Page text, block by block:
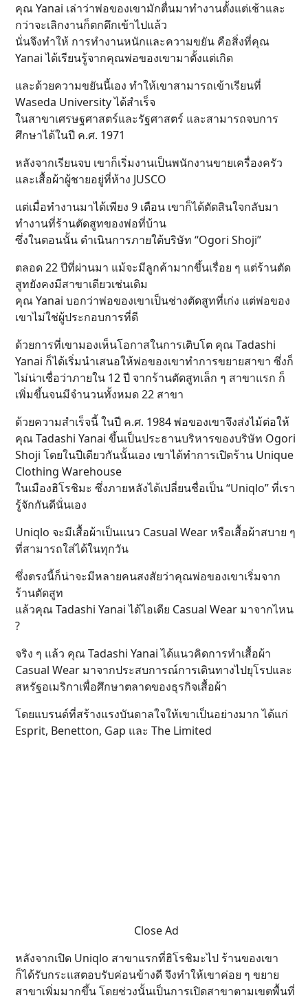
คุณ Yanai เล่าว่าพ่อของเขามักตื่นมาทำงานตั้งแต่เช้าและ
กว่าจะเลิกงานก็ตกดึกเข้าไปแล้ว
นั่นจึงทำให้ การทำงานหนักและความขยัน คือสิ่งที่คุณ
Yanai ได้เรียนรู้จากคุณพ่อของเขามาตั้งแต่เกิด
และด้วยความขยันนี้เอง ทำให้เขาสามารถเข้าเรียนที่
Waseda University ได้สำเร็จ
ในสาขาเศรษฐศาสตร์และรัฐศาสตร์ และสามารถจบการ
ศึกษาได้ในปี ค.ศ. 1971
หลังจากเรียนจบ เขาก็เริ่มงานเป็นพนักงานขายเครื่องครัว
และเสื้อผ้าผู้ชายอยู่ที่ห้าง JUSCO
แต่เมื่อทำงานมาได้เพียง 9 เดือน เขาก็ได้ตัดสินใจกลับมา
ทำงานที่ร้านตัดสูทของพ่อที่บ้าน
ซึ่งในตอนนั้น ดำเนินการภายใต้บริษัท “Ogori Shoji”
ตลอด 22 ปีที่ผ่านมา แม้จะมีลูกค้ามากขึ้นเรื่อย ๆ แต่ร้านตัด
สูทยังคงมีสาขาเดียวเช่นเดิม
คุณ Yanai บอกว่าพ่อของเขาเป็นช่างตัดสูทที่เก่ง แต่พ่อของ
เขาไม่ใช่ผู้ประกอบการที่ดี
ด้วยการที่เขามองเห็นโอกาสในการเติบโต คุณ Tadashi
Yanai ก็ได้เริ่มนำเสนอให้พ่อของเขาทำการขยายสาขา ซึ่งก็
ไม่น่าเชื่อว่าภายใน 12 ปี จากร้านตัดสูทเล็ก ๆ สาขาแรก ก็
เพิ่มขึ้นจนมีจำนวนทั้งหมด 22 สาขา
ด้วยความสำเร็จนี้ ในปี ค.ศ. 1984 พ่อของเขาจึงส่งไม้ต่อให้
คุณ Tadashi Yanai ขึ้นเป็นประธานบริหารของบริษัท Ogori
Shoji โดยในปีเดียวกันนั้นเอง เขาได้ทำการเปิดร้าน Unique
Clothing Warehouse
ในเมืองฮิโรชิมะ ซึ่งภายหลังได้เปลี่ยนชื่อเป็น “Uniqlo” ที่เรา
รู้จักกันดีนั่นเอง
Uniqlo จะมีเสื้อผ้าเป็นแนว Casual Wear หรือเสื้อผ้าสบาย ๆ
ที่สามารถใส่ได้ในทุกวัน
ซึ่งตรงนี้ก็น่าจะมีหลายคนสงสัยว่าคุณพ่อของเขาเริ่มจาก
ร้านตัดสูท
แล้วคุณ Tadashi Yanai ได้ไอเดีย Casual Wear มาจากไหน
?
จริง ๆ แล้ว คุณ Tadashi Yanai ได้แนวคิดการทำเสื้อผ้า
Casual Wear มาจากประสบการณ์การเดินทางไปยุโรปและ
สหรัฐอเมริกาเพื่อศึกษาตลาดของธุรกิจเสื้อผ้า
โดยแบรนด์ที่สร้างแรงบันดาลใจให้เขาเป็นอย่างมาก ได้แก่
Esprit, Benetton, Gap และ The Limited
Close Ad
หลังจากเปิด Uniqlo สาขาแรกที่ฮิโรชิมะไป ร้านของเขา
ก็ได้รับกระแสตอบรับค่อนข้างดี จึงทำให้เขาค่อย ๆ ขยาย
สาขาเพิ่มมากขึ้น โดยช่วงนั้นเป็นการเปิดสาขาตามเขตพื้นที่